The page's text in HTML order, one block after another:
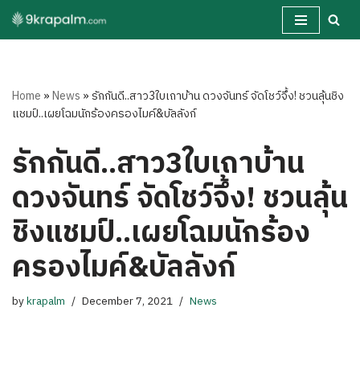
Skip
Home »News »รักกันดี..สาว3ใบเถาบ้าน ดวงจันทร์ จัดโชว์จึ้ง! ชวนลุ้นชิง
แชมป์..เผยโฉมนักร้องครองไมค์&บัลลังก์
รักกันดี..สาว3ใบเถาบ้าน
ดวงจันทร์ จัดโชว์จึ้ง! ชวนลุ้น
ชิงแชมป์..เผยโฉมนักร้อง
ครองไมค์&บัลลังก์
bykrapalm December 7, 2021 News